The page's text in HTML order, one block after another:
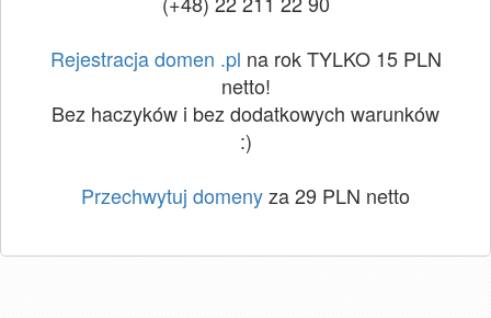
Rejestracja domen .pl na rok TYLKO 15 PLN
netto!
Bez haczyków i bez dodatkowych warunków
:)
Przechwytuj domenyza 29 PLN netto